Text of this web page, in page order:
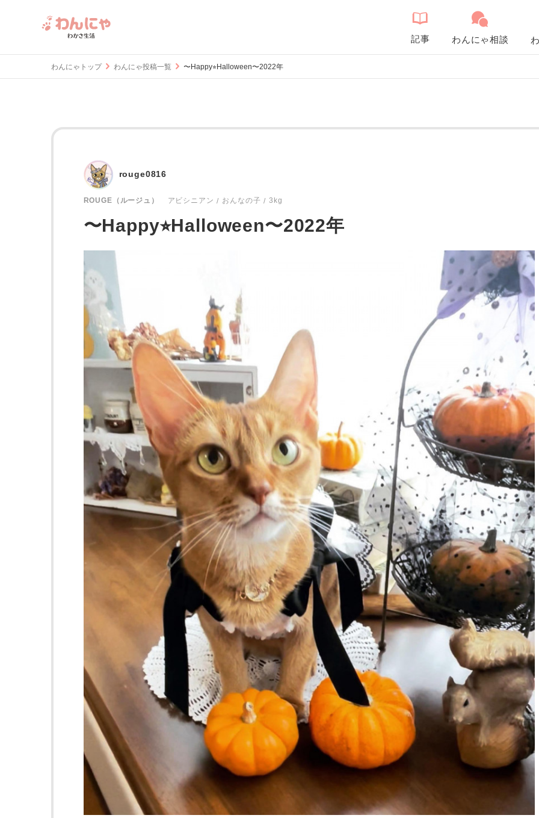
記事 わんにゃ相談
わんにゃトップ わんにゃ投稿一覧 〜Happy⭐︎Halloween〜2022年
rouge0816
ROUGE（ルージュ） アビシニアン おんなの子 3kg
〜Happy⭐︎Halloween〜2022年